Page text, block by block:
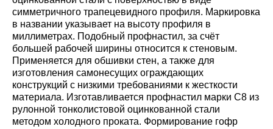
симметричного трапецевидного профиля. Маркировка
в названии указывает на высоту профиля в
миллиметрах. Подобный профнастил, за счёт
большей рабочей ширины относится к стеновым.
Применяется для обшивки стен, а также для
изготовления самонесущих ограждающих
конструкций с низкими требованиями к жесткости
материала. Изготавливается профнастил марки С8 из
рулонной тонколистовой оцинкованной стали
методом холодного проката. Формирование гофр